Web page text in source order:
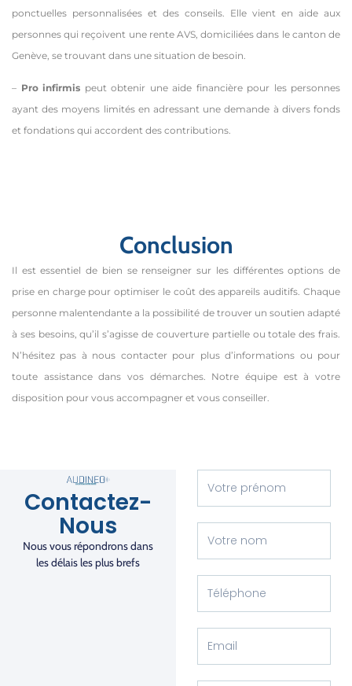
ponctuelles personnalisées et des conseils. Elle vient en aide aux
personnes qui reçoivent une rente AVS, domiciliées dans le canton de
Genève, se trouvant dans une situation de besoin.
– Pro infirmis peut obtenir une aide financière pour les personnes
ayant des moyens limités en adressant une demande à divers fonds
et fondations qui accordent des contributions.
Conclusion
Il est essentiel de bien se renseigner sur les différentes options de
prise en charge pour optimiser le coût des appareils auditifs. Chaque
personne malentendante a la possibilité de trouver un soutien adapté
à ses besoins, qu’il s’agisse de couverture partielle ou totale des frais.
N’hésitez pas à nous contacter pour plus d’informations ou pour
toute assistance dans vos démarches. Notre équipe est à votre
disposition pour vous accompagner et vous conseiller.
Contactez-
Nous
Nous vous répondrons dans
les délais les plus brefs